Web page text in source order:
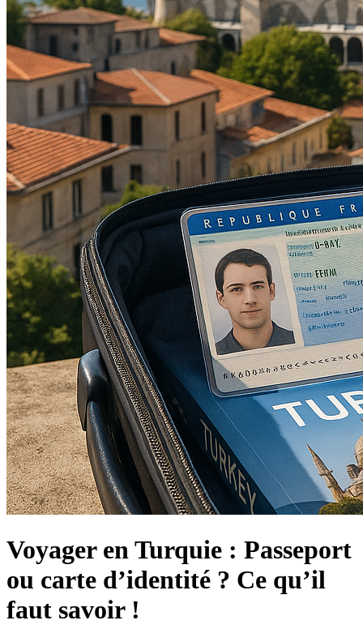
Voyager en Turquie : Passeport
ou carte d’identité ? Ce qu’il
faut savoir !